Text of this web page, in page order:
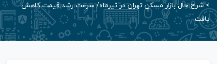
>شرح حال بازار مسکن تهران در تیرماه/ سرعت رشد قیمت کاهش
یافت